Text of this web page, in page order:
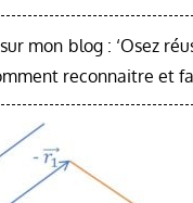
mon blog : ‘Osez
reconnaitre et